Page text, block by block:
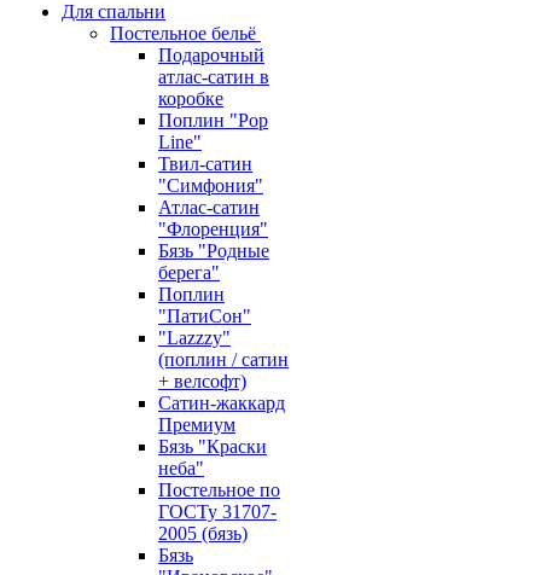
Для спальни
Постельное бельё
Подарочный
атлас-сатин в
коробке
Поплин "Pop
Line"
Твил-сатин
"Симфония"
Атлас-сатин
"Флоренция"
Бязь "Родные
берега"
Поплин
"ПатиСон"
"Lazzzy"
(поплин / сатин
+ велсофт)
Сатин-жаккард
Премиум
Бязь "Краски
неба"
Постельное по
ГОСТу 31707-
2005 (бязь)
Бязь